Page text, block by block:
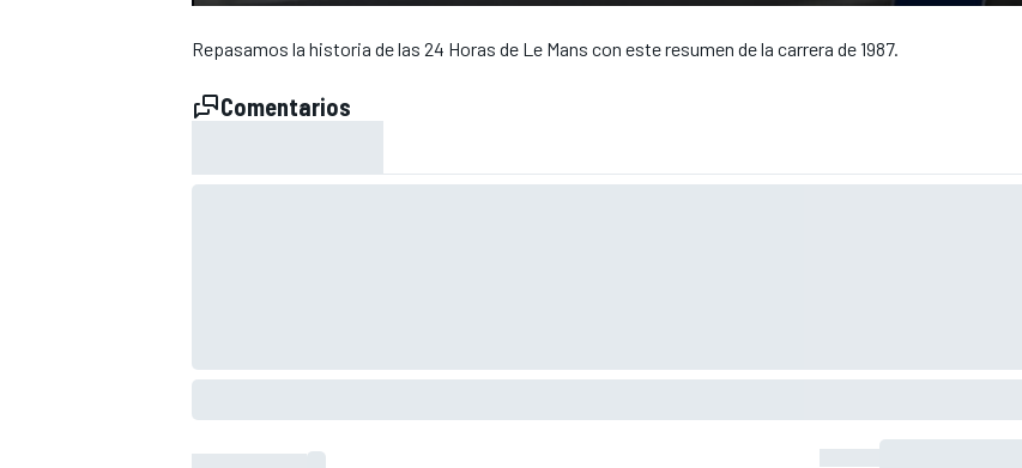
Repasamos la historia de las 24 Horas de Le Mans con este resumen de la carrera de 1987.
Comentarios